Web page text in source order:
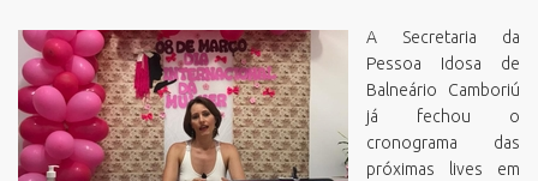
A Secretaria da
Pessoa Idosa de
Balneário Camboriú
já fechou o
cronograma das
próximas lives em